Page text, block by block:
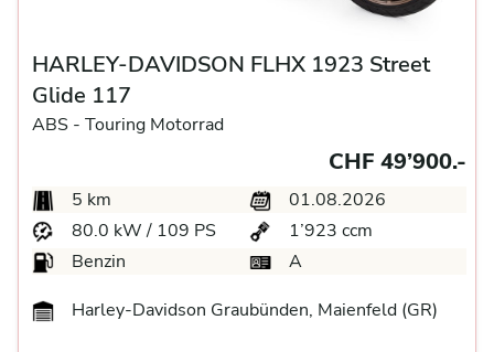
HARLEY-DAVIDSON FLHX 1923 Street
Glide 117
ABS - Touring Motorrad
CHF 49’900.-
5 km
01.08.2026
80.0 kW / 109 PS
1’923 ccm
Benzin
A
Harley-Davidson Graubünden, Maienfeld (GR)